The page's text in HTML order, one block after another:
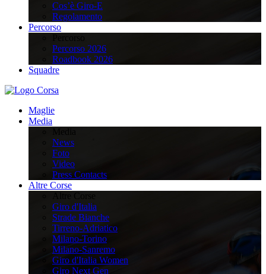
Cos’è Giro-E
Regolamento
Percorso
Percorso 2026
Roadbook 2026
Squadre
Maglie
Media
News
Foto
Video
Press Contacts
Altre Corse
Giro d'Italia
Strade Bianche
Tirreno-Adriatico
Milano-Torino
Milano-Sanremo
Giro d'Italia Women
Giro Next Gen